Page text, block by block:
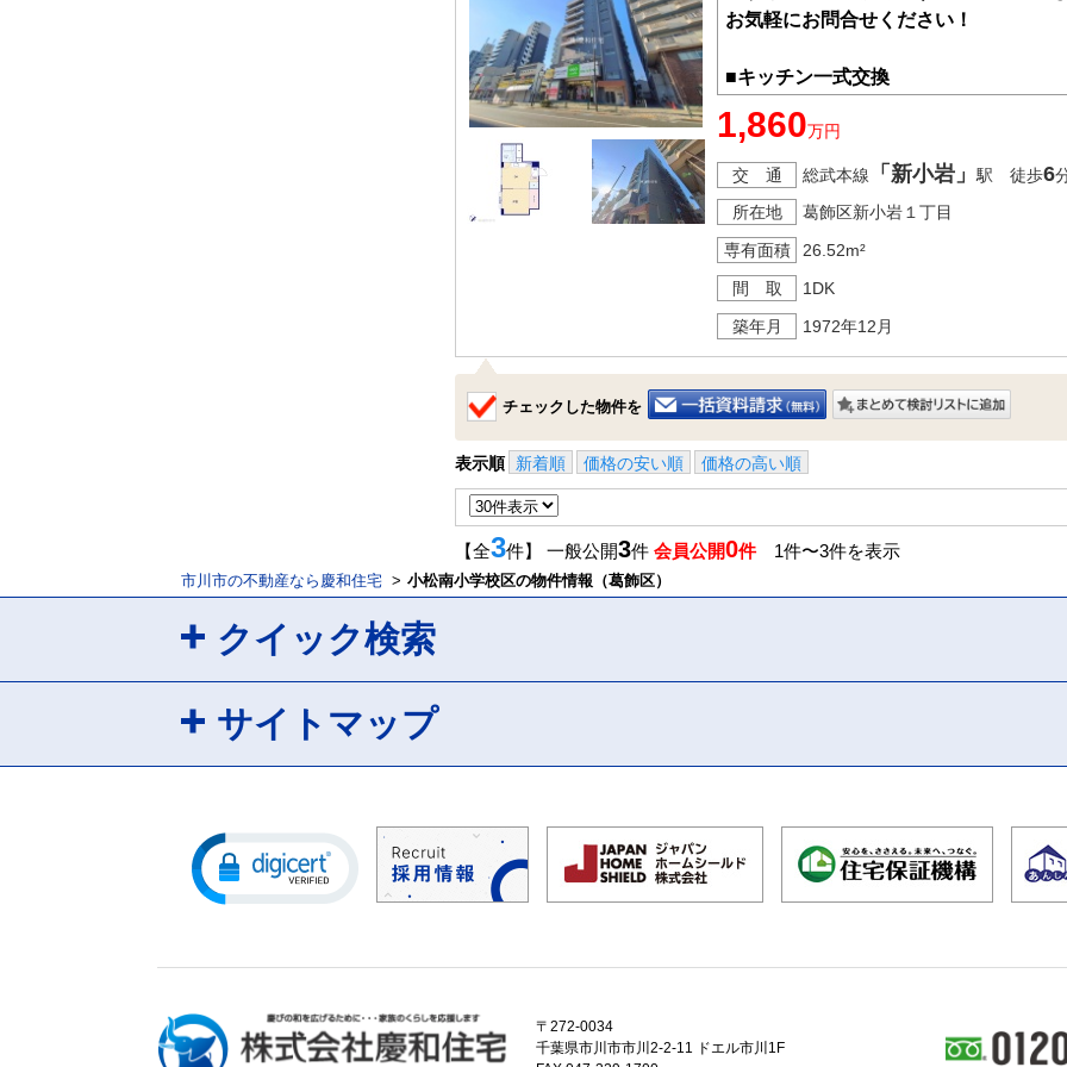
お気軽にお問合せください！
■キッチン一式交換
■エレベーターあり
■共用部修繕履歴あり
・2023年3月 全戸玄関扉交換工事
・2020年8月 汚水管改修工事
・2014年7月 外壁等大規模修繕工事
1,860万円
交 通 総武本線 「新小岩」 駅 徒歩6
所在地
葛飾区新小岩１丁目
専有面積
26.52m²
間 取
1DK
築年月
1972年12月
チェックした物件を
表示順 新着順 価格の安い順 価格の高い順
【全3件】 一般公開3件 会員公開0件1件〜3件を表示
市川市の不動産なら慶和住宅 小松南小学校区の物件情報（葛飾区）
クイック検索
サイトマップ
〒272-0034
千葉県市川市市川2-2-11 ドエル市川1F